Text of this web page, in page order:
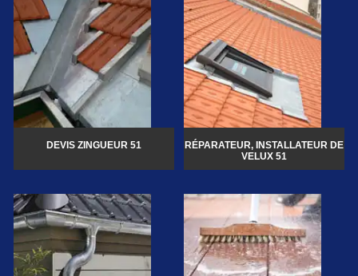
DEVIS ZINGUEUR 51
RÉPARATEUR, INSTALLATEUR DE
VELUX 51